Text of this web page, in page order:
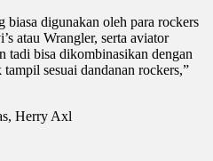
biasa digunakan oleh para rockers
atau Wrangler, serta aviator
tadi bisa dikombinasikan dengan
sesuai dandanan rockers,”
Herry Axl